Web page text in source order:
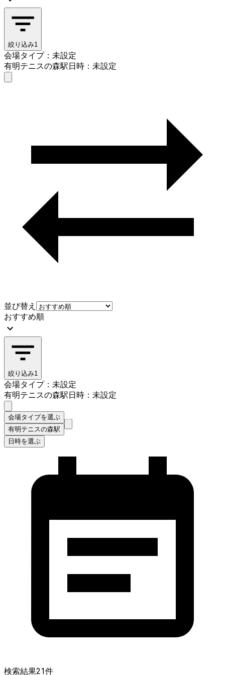
絞り込み1
会場タイプ：未設定
有明テニスの森駅日時：未設定
並び替え
おすすめ順
絞り込み1
会場タイプ：未設定
有明テニスの森駅日時：未設定
会場タイプを選ぶ
有明テニスの森駅
日時を選ぶ
検索結果21件